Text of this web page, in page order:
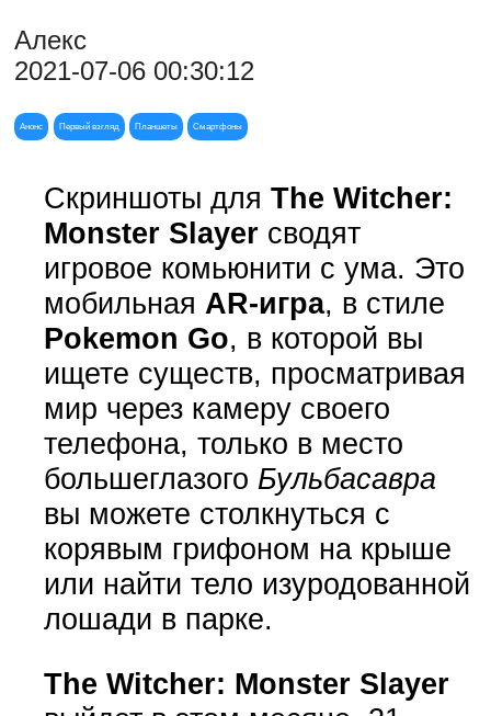
Алекс
2021-07-06 00:30:12
Анонс Первый взгляд Планшеты Смартфоны
Скриншоты для The Witcher:
Monster Slayerсводят
игровое комьюнити с ума. Это
мобильная AR-игра, в стиле
Pokemon Go, в которой вы
ищете существ, просматривая
мир через камеру своего
телефона, только в место
большеглазого Бульбасавра
вы можете столкнуться с
корявым грифоном на крыше
или найти тело изуродованной
лошади в парке.
The Witcher: Monster Slayer